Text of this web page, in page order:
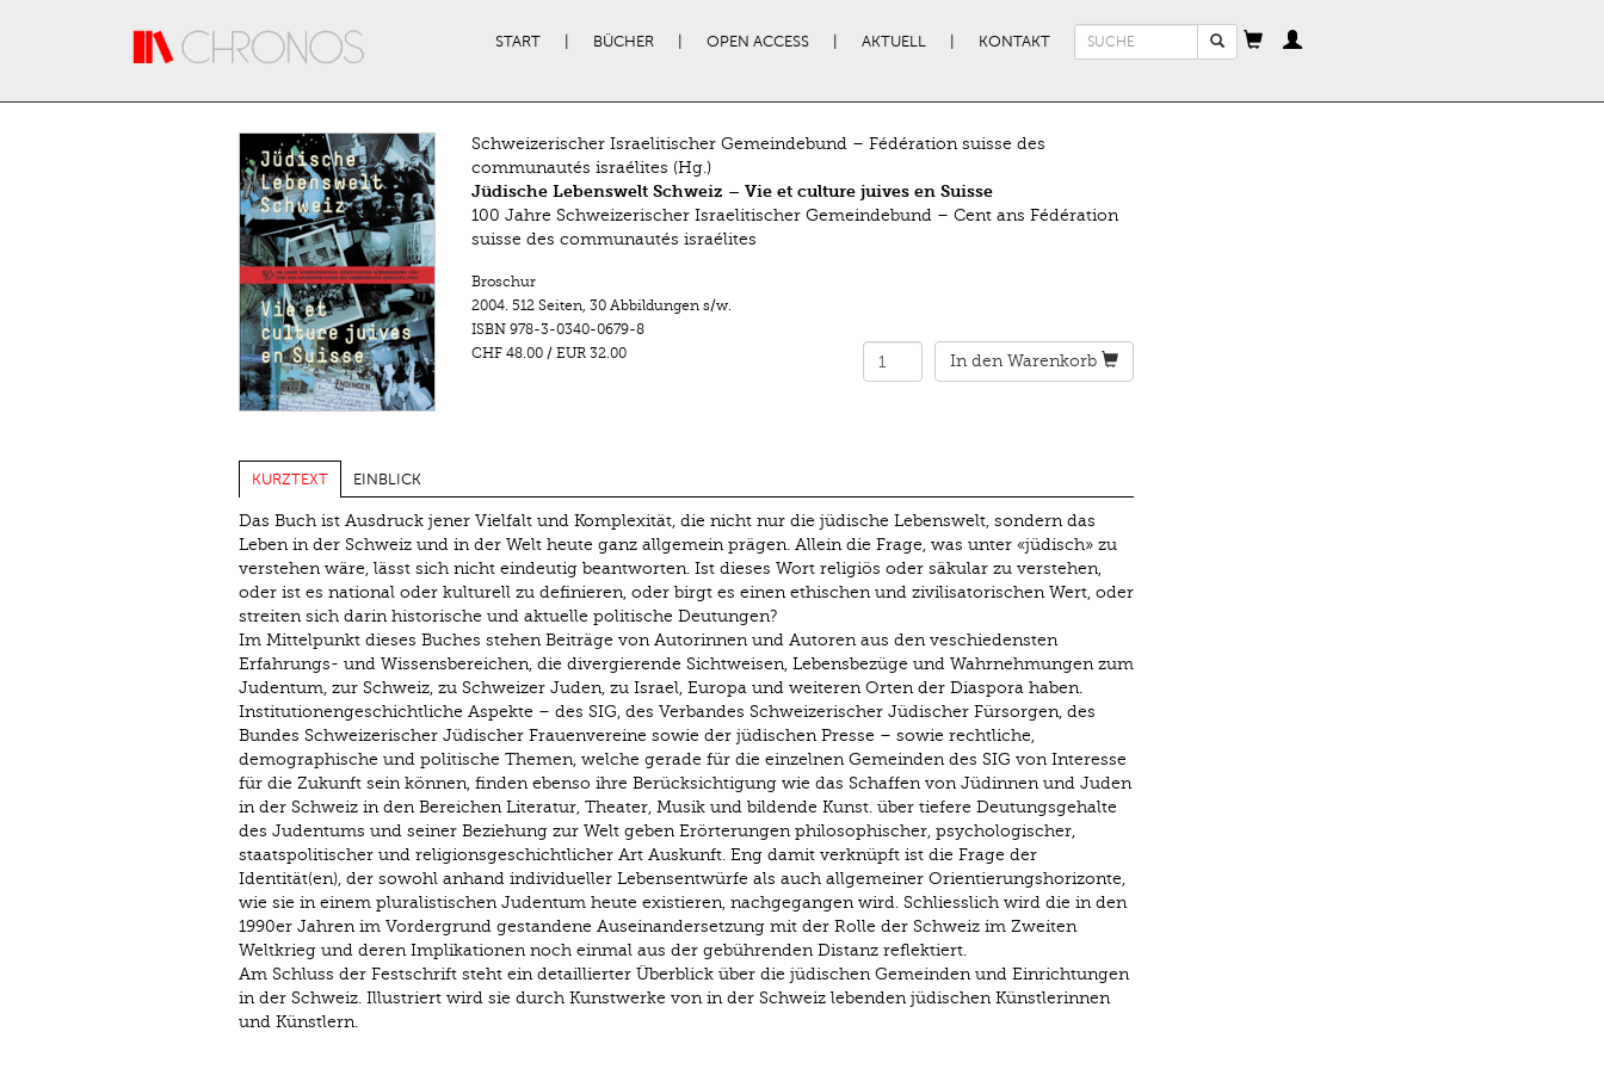
START BÜCHER OPEN ACCESS AKTUELL KONTAKT
Suchformular
Schweizerischer Israelitischer Gemeindebund – Fédération suisse des
communautés israélites (Hg.)
Jüdische Lebenswelt Schweiz – Vie et culture juives en Suisse
100 Jahre Schweizerischer Israelitischer Gemeindebund – Cent ans Fédération
suisse des communautés israélites
Broschur
2004. 512 Seiten, 30 Abbildungen s/w.
ISBN 978-3-0340-0679-8
CHF 48.00/ EUR 32.00 In den Warenkorb
KURZTEXT EINBLICK
Das Buch ist Ausdruck jener Vielfalt und Komplexität, die nicht nur die jüdische Lebenswelt, sondern das
Leben in der Schweiz und in der Welt heute ganz allgemein prägen. Allein die Frage, was unter «jüdisch» zu
verstehen wäre, lässt sich nicht eindeutig beantworten. Ist dieses Wort religiös oder säkular zu verstehen,
oder ist es national oder kulturell zu definieren, oder birgt es einen ethischen und zivilisatorischen Wert, oder
streiten sich darin historische und aktuelle politische Deutungen?
Im Mittelpunkt dieses Buches stehen Beiträge von Autorinnen und Autoren aus den veschiedensten
Erfahrungs- und Wissensbereichen, die divergierende Sichtweisen, Lebensbezüge und Wahrnehmungen zum
Judentum, zur Schweiz, zu Schweizer Juden, zu Israel, Europa und weiteren Orten der Diaspora haben.
Institutionengeschichtliche Aspekte – des SIG, des Verbandes Schweizerischer Jüdischer Fürsorgen, des
Bundes Schweizerischer Jüdischer Frauenvereine sowie der jüdischen Presse – sowie rechtliche,
demographische und politische Themen, welche gerade für die einzelnen Gemeinden des SIG von Interesse
für die Zukunft sein können, finden ebenso ihre Berücksichtigung wie das Schaffen von Jüdinnen und Juden
in der Schweiz in den Bereichen Literatur, Theater, Musik und bildende Kunst. über tiefere Deutungsgehalte
des Judentums und seiner Beziehung zur Welt geben Erörterungen philosophischer, psychologischer,
staatspolitischer und religionsgeschichtlicher Art Auskunft. Eng damit verknüpft ist die Frage der
Identität(en), der sowohl anhand individueller Lebensentwürfe als auch allgemeiner Orientierungshorizonte,
wie sie in einem pluralistischen Judentum heute existieren, nachgegangen wird. Schliesslich wird die in den
1990er Jahren im Vordergrund gestandene Auseinandersetzung mit der Rolle der Schweiz im Zweiten
Weltkrieg und deren Implikationen noch einmal aus der gebührenden Distanz reflektiert.
Am Schluss der Festschrift steht ein detaillierter Überblick über die jüdischen Gemeinden und Einrichtungen
in der Schweiz. Illustriert wird sie durch Kunstwerke von in der Schweiz lebenden jüdischen Künstlerinnen
und Künstlern.